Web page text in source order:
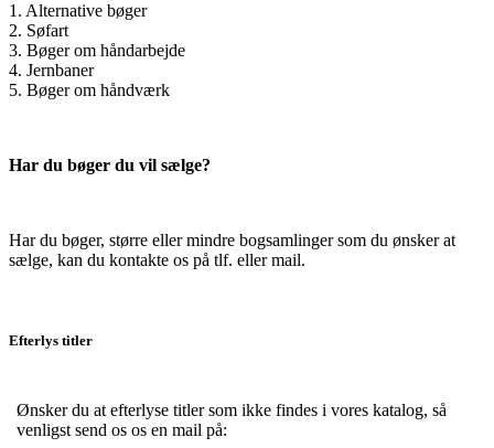
1. Alternative bøger
2. Søfart
3. Bøger om håndarbejde
4. Jernbaner
5. Bøger om håndværk
Har du bøger du vil sælge?
Har du bøger, større eller mindre bogsamlinger som du ønsker at
sælge, kan du kontakte os på tlf. eller mail.
Efterlys titler
Ønsker du at efterlyse titler som ikke findes i vores katalog, så
venligst send os os en mail på: